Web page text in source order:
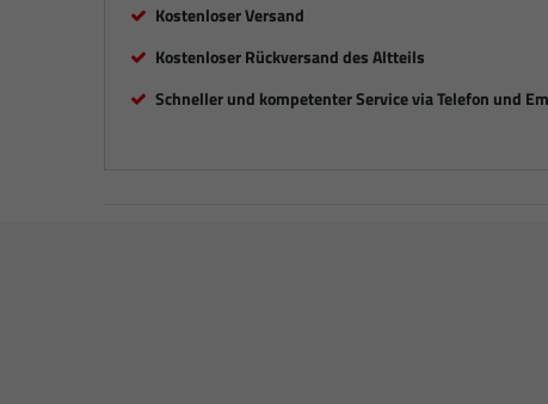
Kostenloser Versand
Kostenloser Rückversand des Altteils
Schneller und kompetenter Service via Telefon und